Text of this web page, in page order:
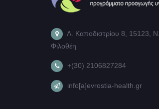
Λ. Καποδιστρίου 8, 15123, Ν.
Φιλοθέη
+(30) 2106827284
info[a]evrostia-health.gr